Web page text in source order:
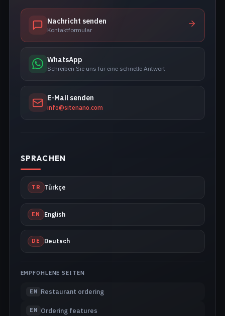
Nachricht senden
Kontaktformular
WhatsApp
Schreiben Sie uns für eine schnelle Antwort
E-Mail senden
info@sitenano.com
SPRACHEN
TR Türkçe
EN English
DE Deutsch
EMPFOHLENE SEITEN
EN Restaurant ordering
EN Ordering features